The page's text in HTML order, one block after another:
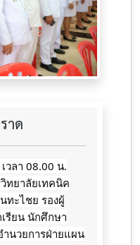
าด
วลา​ 08.00 น.​
ทยาลัย​เทคนิค​
ทะไชย รองผู้
รียน นักศึกษา
ำนวยการฝ่ายแผน